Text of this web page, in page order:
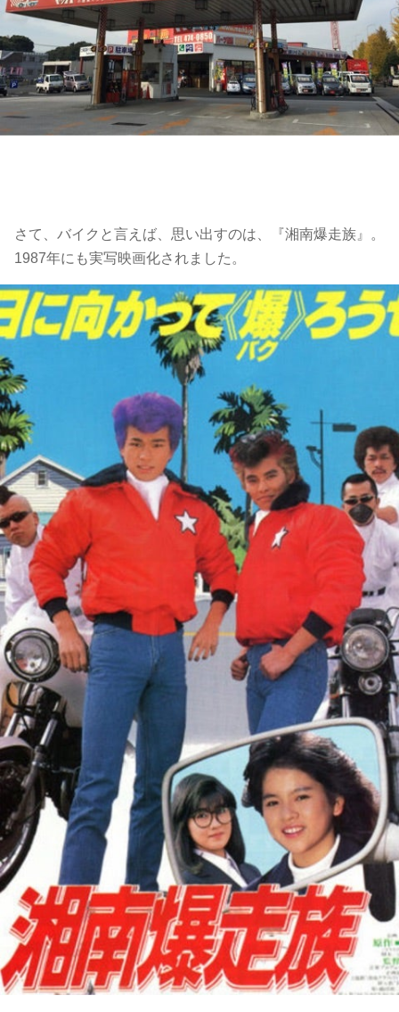
さて、バイクと言えば、思い出すのは、『湘南爆走族』。
1987年にも実写映画化されました。